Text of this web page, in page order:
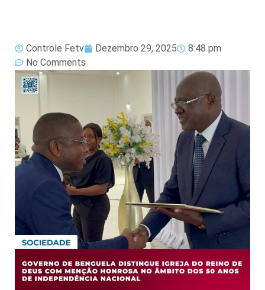
Controle Fetv Dezembro 29, 2025
8:48 pm
No Comments